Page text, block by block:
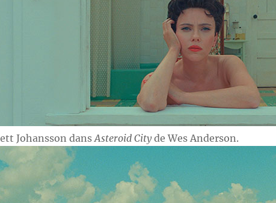
Johansson dansAsteroid Cityde Wes Anderson.